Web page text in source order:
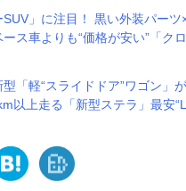
」に注目！ 黒い外装パー
ス車よりも“価格が安い”「ク
「軽“スライドドア”ワゴン」
以上走る「新型ステラ」最安